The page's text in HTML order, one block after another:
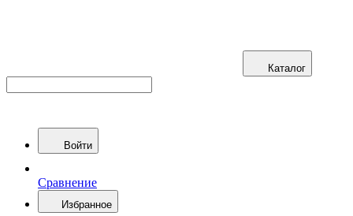
Каталог
Войти
Сравнение
Избранное